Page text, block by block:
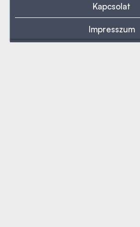
Kapcsolat
Impresszum